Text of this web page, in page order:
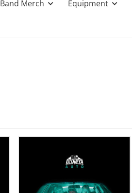
Band Merch Equipment